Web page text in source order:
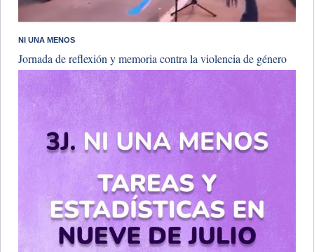
NI UNA MENOS
Jornada de reflexión y memoria contra la violencia de género